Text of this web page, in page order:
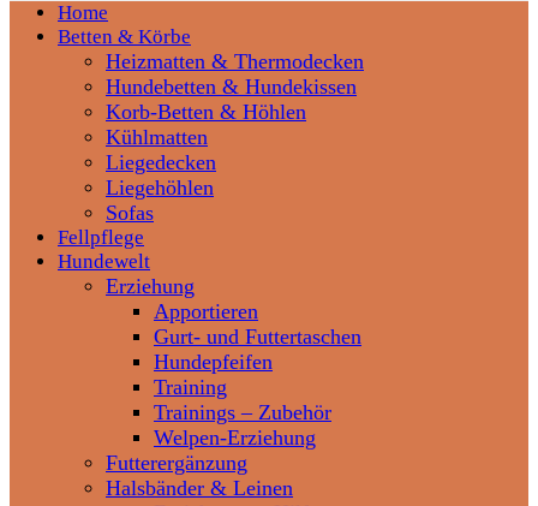
Home
Betten & Körbe
Heizmatten & Thermodecken
Hundebetten & Hundekissen
Korb-Betten & Höhlen
Kühlmatten
Liegedecken
Liegehöhlen
Sofas
Fellpflege
Hundewelt
Erziehung
Apportieren
Gurt- und Futtertaschen
Hundepfeifen
Training
Trainings – Zubehör
Welpen-Erziehung
Futterergänzung
Halsbänder & Leinen